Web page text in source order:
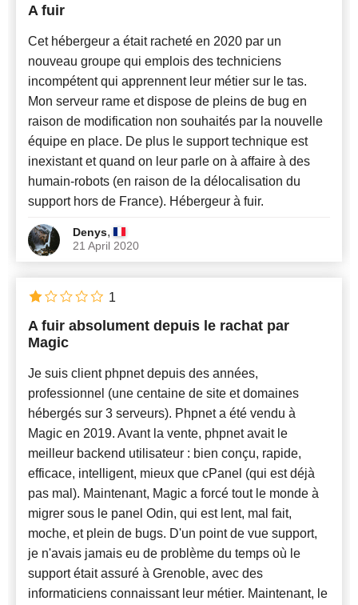
A fuir
Cet hébergeur a était racheté en 2020 par un
nouveau groupe qui emplois des techniciens
incompétent qui apprennent leur métier sur le tas.
Mon serveur rame et dispose de pleins de bug en
raison de modification non souhaités par la nouvelle
équipe en place. De plus le support technique est
inexistant et quand on leur parle on à affaire à des
humain-robots (en raison de la délocalisation du
support hors de France). Hébergeur à fuir.
Denys,
21 April 2020
A fuir absolument depuis le rachat par
Magic
Je suis client phpnet depuis des années,
professionnel (une centaine de site et domaines
hébergés sur 3 serveurs). Phpnet a été vendu à
Magic en 2019. Avant la vente, phpnet avait le
meilleur backend utilisateur : bien conçu, rapide,
efficace, intelligent, mieux que cPanel (qui est déjà
pas mal). Maintenant, Magic a forcé tout le monde à
migrer sous le panel Odin, qui est lent, mal fait,
moche, et plein de bugs. D'un point de vue support,
je n'avais jamais eu de problème du temps où le
support était assuré à Grenoble, avec des
informaticiens connaissant leur métier. Maintenant, le
1